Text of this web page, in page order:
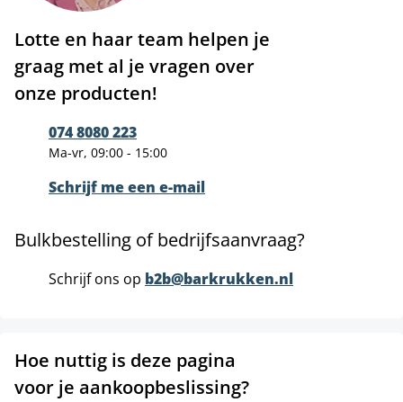
Lotte en haar team helpen je
graag met al je vragen over
onze producten!
074 8080 223
Ma-vr, 09:00 - 15:00
Schrijf me een e-mail
Bulkbestelling of bedrijfsaanvraag?
Schrijf ons op b2b@barkrukken.nl
Hoe nuttig is deze pagina
voor je aankoopbeslissing?